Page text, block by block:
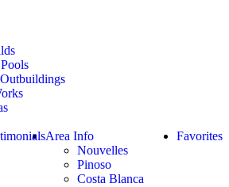
Favorites
Area Info
Nouvelles
Pinoso
Costa Blanca